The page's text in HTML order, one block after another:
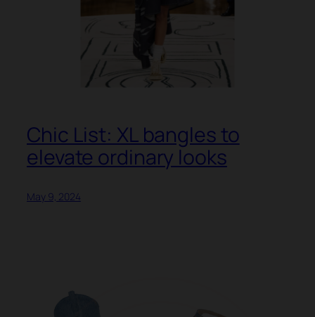
Chic List: XL bangles to
elevate ordinary looks
May 9, 2024